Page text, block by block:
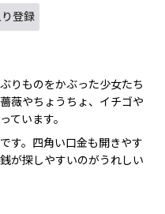
登録
りものをかぶった少女たち
薇やちょうちょ、イチゴや
ています。
す。四角い口金も開きやす
が探しやすいのがうれしい